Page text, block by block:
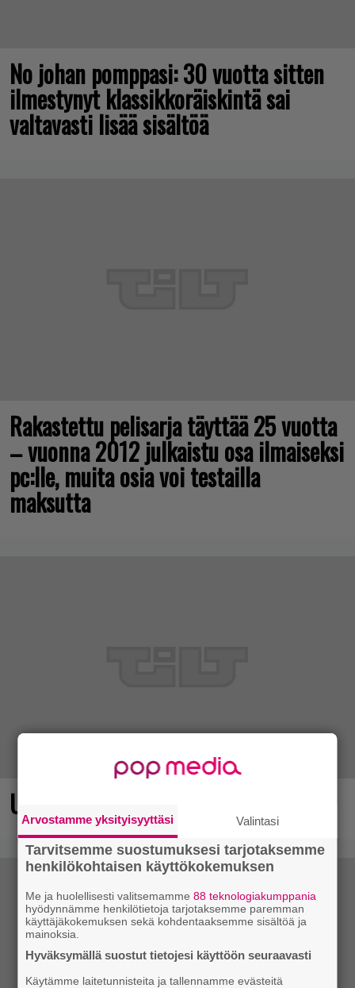
No johan pomppasi: 30 vuotta sitten
ilmestynyt klassikkoräiskintä sai
valtavasti lisää sisältöä
Rakastettu pelisarja täyttää 25 vuotta
– vuonna 2012 julkaistu osa ilmaiseksi
pc:lle, muita osia voi testailla
maksutta
Ubisoftin hittipeli saapui Steamiin
Arvostamme yksityisyyttäsi Valintasi
Tarvitsemme suostumuksesi tarjotaksemme
henkilökohtaisen käyttökokemuksen
Me ja huolellisesti valitsemamme88 teknologiakumppania
hyödynnämme henkilötietoja tarjotaksemme paremman
käyttäjäkokemuksen sekä kohdentaaksemme sisältöä ja
mainoksia.
Hyväksymällä suostut tietojesi käyttöön seuraavasti
Käytämme laitetunnisteita ja tallennamme evästeitä